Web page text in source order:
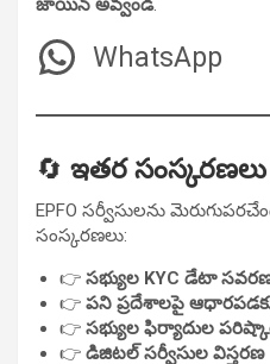
జాయిన్ అవ్వండి.
WhatsApp
🔄 ఇతర
EPFO సర్వీసులను
సంస్కరణలు:
👉 సభ్యుల KYC డేటా
👉 పని ప్రదేశాలపై
👉 సభ్యుల ఫిర్యాదుల
👉 డిజిటల్ సర్వీసుల విస్తరణ